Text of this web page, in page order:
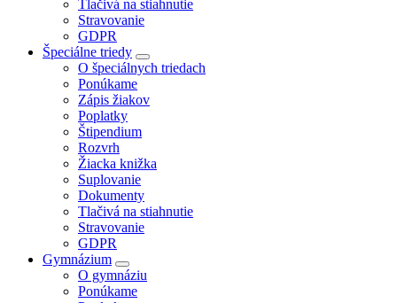
Tlačivá na stiahnutie
Stravovanie
GDPR
Špeciálne triedy
O špeciálnych triedach
Ponúkame
Zápis žiakov
Poplatky
Štipendium
Rozvrh
Žiacka knižka
Suplovanie
Dokumenty
Tlačivá na stiahnutie
Stravovanie
GDPR
Gymnázium
O gymnáziu
Ponúkame